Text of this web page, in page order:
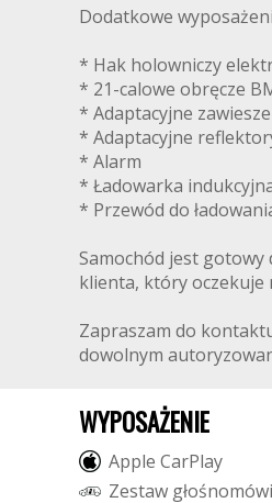
Dodatkowe
* Hak holowniczy
* 21-calowe obręcze
* Adaptacyjne
* Adaptacyjne
* Alarm
* Ładowarka
* Przewód do
Samochód jest gotowy
klienta, który oczekuje
Zapraszam do
dowolnym
WYPOSAŻENIE
Apple CarPlay
Zestaw głośnomówi